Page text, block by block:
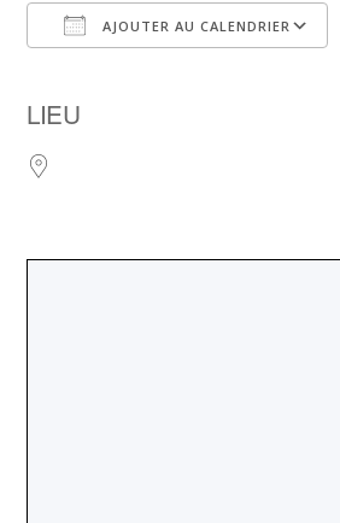
AJOUTER AU CALENDRIER
LIEU